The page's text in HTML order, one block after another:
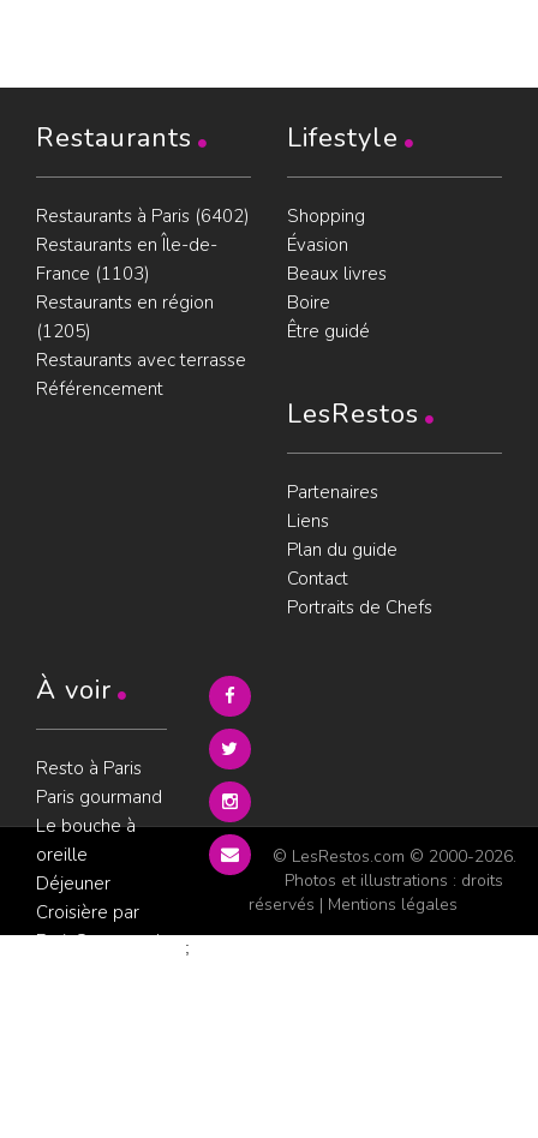
Restaurants
Restaurants à Paris (6402)
Restaurants en Île-de-
France (1103)
Restaurants en région
(1205)
Restaurants avec terrasse
Référencement
Lifestyle
Shopping
Évasion
Beaux livres
Boire
Être guidé
LesRestos
Partenaires
Liens
Plan du guide
Contact
Portraits de Chefs
À voir
Resto à Paris
Paris gourmand
Le bouche à
oreille
Déjeuner
Croisière par
ParisGourmand
© LesRestos.com © 2000-2026.
Photos et illustrations : droits
réservés | Mentions légales
;